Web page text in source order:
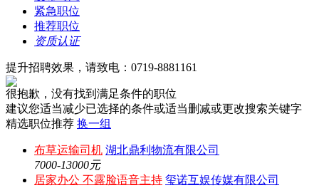
紧急职位
推荐职位
资质认证
提升招聘效果，请致电：0719-8881161
很抱歉，没有找到满足条件的职位
建议您适当减少已选择的条件或适当删减或更改搜索关键字
精选职位推荐 换一组
布草运输司机 湖北鼎利物流有限公司
7000-13000元
居家办公 不露脸语音主持 玺诺互娱传媒有限公司